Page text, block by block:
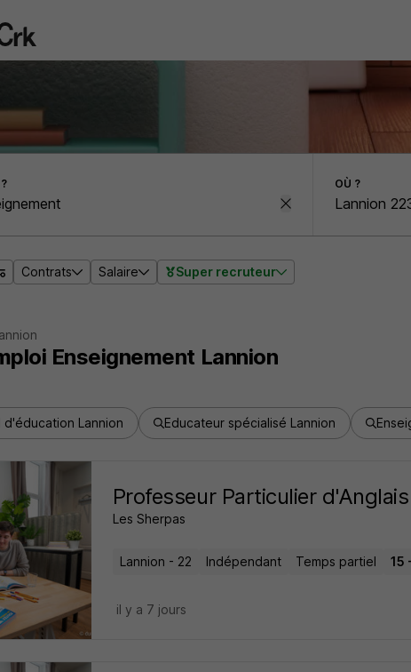
OÙ ?
Contrats Salaire Super recruteur
Enseignement Lannion
Lannion Educateur spécialisé Lannion
Professeur Particulier
Les Sherpas
Lannion - 22 Indépendant Temps partiel 15
il y a 7 jours